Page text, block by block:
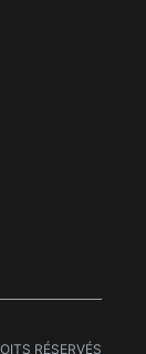
RÉSERVÉS